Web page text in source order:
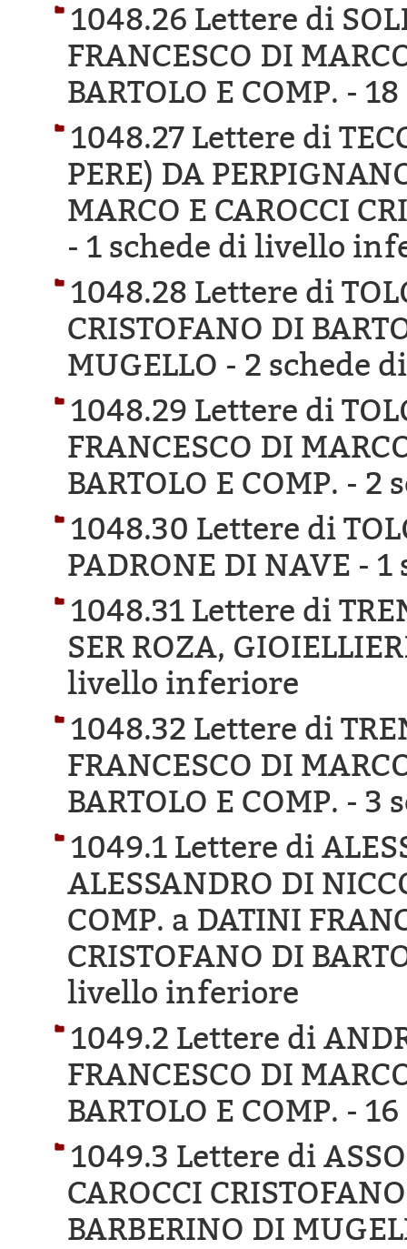
1048.26 Lettere di
FRANCESCO DI
BARTOLO E COMP. -
1048.27 Lettere di
PERE) DA
MARCO E CAROCCI
- 1 schede di livello
1048.28 Lettere di
CRISTOFANO DI
MUGELLO - 2 schede
1048.29 Lettere di
FRANCESCO DI
BARTOLO E COMP. - 2
1048.30 Lettere di
PADRONE DI NAVE - 1
1048.31 Lettere di
SER ROZA,
livello inferiore
1048.32 Lettere di
FRANCESCO DI
BARTOLO E COMP. - 3
1049.1 Lettere di
ALESSANDRO DI
COMP. a DATINI
CRISTOFANO DI
livello inferiore
1049.2 Lettere di
FRANCESCO DI
BARTOLO E COMP. -
1049.3 Lettere di
CAROCCI
BARBERINO DI